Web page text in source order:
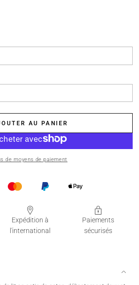
AU PANIER
de moyens de paiement
Expédition à
l'international
Paiements
sécurisés